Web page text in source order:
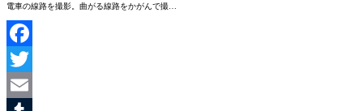
電車の線路を撮影。曲がる線路をかがんで撮…
Facebook
Twitter